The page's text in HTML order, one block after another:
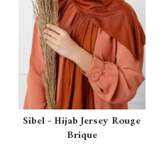
Sibel - Hijab Jersey Rouge
Brique